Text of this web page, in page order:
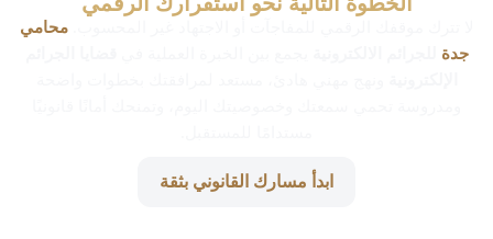
لا تترك موقفك الرقمي للمفاجآت أو الاجتهاد غير المحسوب.محامي
جدة
ابدأ مسارك القانوني بثقة